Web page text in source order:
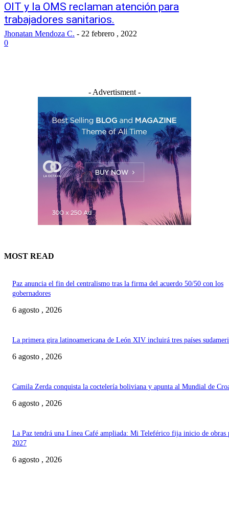
OIT y la OMS reclaman atención para
trabajadores sanitarios.
Jhonatan Mendoza C. - 22 febrero , 2022
0
- Advertisment -
MOST READ
Paz anuncia el fin del centralismo tras la firma del acuerdo 50/50 con los
gobernadores
6 agosto , 2026
La primera gira latinoamericana de León XIV incluirá tres países
6 agosto , 2026
Camila Zerda conquista la coctelería boliviana y apunta al Mundial de
6 agosto , 2026
La Paz tendrá una Línea Café ampliada: Mi Teleférico fija inicio de obras
2027
6 agosto , 2026